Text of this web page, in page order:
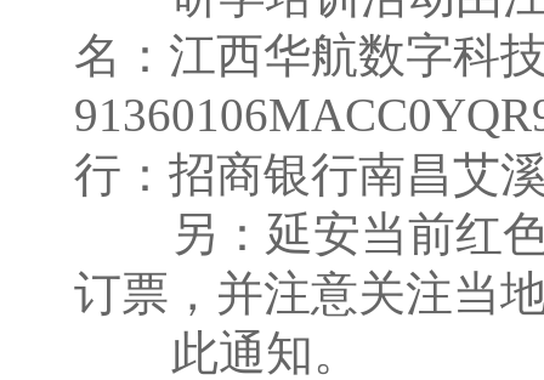
名：江西华航数字科
行：招商银行南昌艾
另：延安当前红色
订票，并注意关注当
此通知。